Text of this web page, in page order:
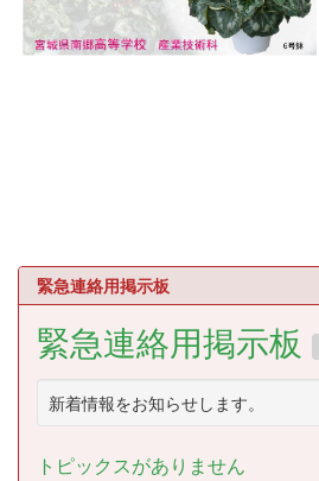
緊急連絡用掲示板
緊急連絡用掲示板
新着情報をお知らせします。
トピックスがありません